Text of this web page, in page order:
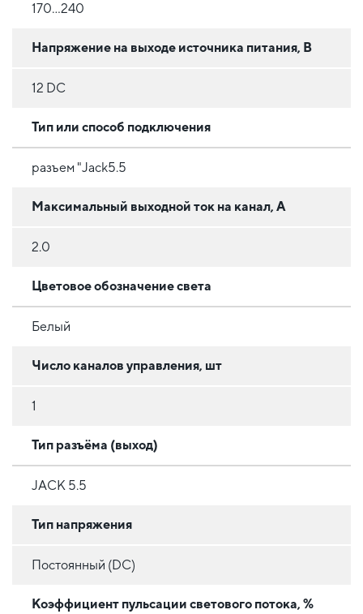
170...240
Напряжение на выходе источника питания, В
12 DC
Тип или способ подключения
разъем "Jack5.5
Максимальный выходной ток на канал, А
2.0
Цветовое обозначение света
Белый
Число каналов управления, шт
1
Тип разъёма (выход)
JACK 5.5
Тип напряжения
Постоянный (DC)
Коэффициент пульсации светового потока, %